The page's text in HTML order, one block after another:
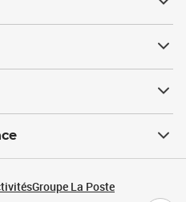
Groupe La Poste